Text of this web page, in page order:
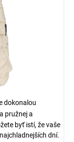
dokonalou
pružnej a
byť istí, že vaše
dní.